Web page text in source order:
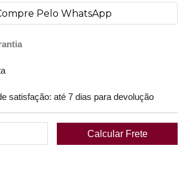
Pelo WhatsApp
satisfação: até 7 dias para devolução